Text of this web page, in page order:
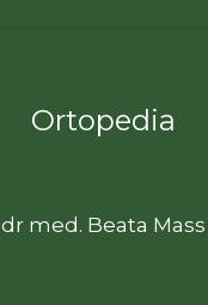
Ortopedia
dr med. Beata Mass